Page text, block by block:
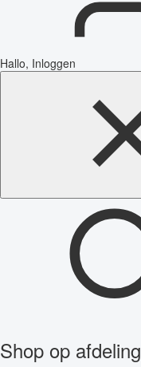
Hallo, Inloggen
Shop op afdeling